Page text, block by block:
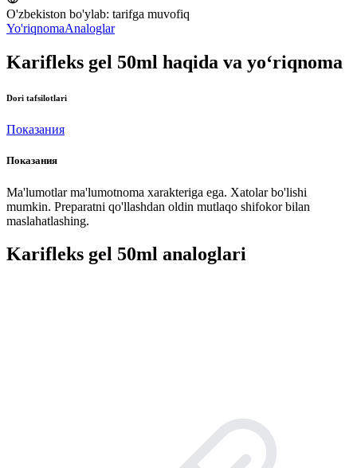
O'zbekiston bo'ylab: tarifga muvofiq
Yo'riqnomaAnaloglar
Karifleks gel 50ml haqida va yo‘riqnoma
Dori tafsilotlari
Показания
Показания
Ma'lumotlar ma'lumotnoma xarakteriga ega. Xatolar bo'lishi
mumkin. Preparatni qo'llashdan oldin mutlaqo shifokor bilan
maslahatlashing.
Karifleks gel 50ml analoglari